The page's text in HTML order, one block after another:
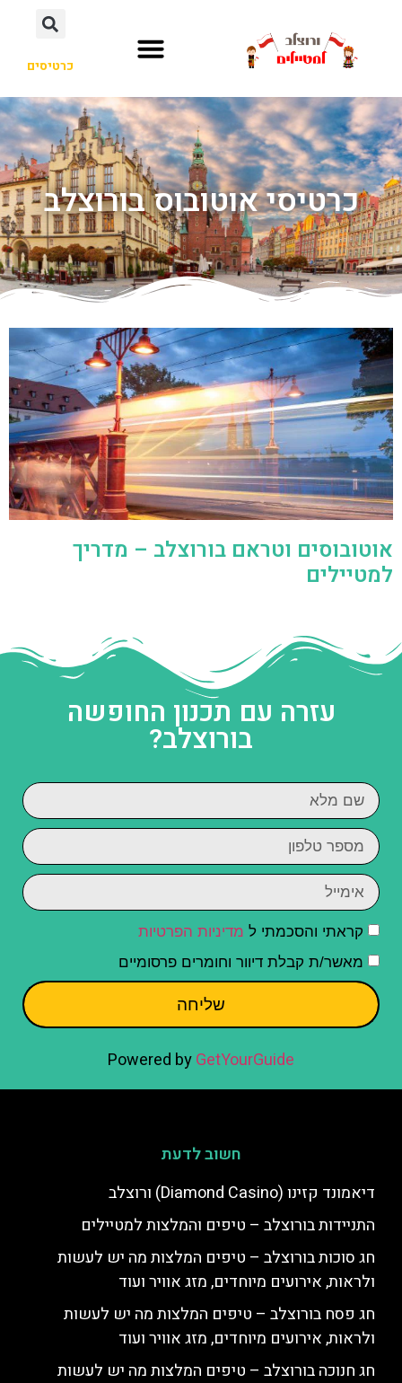
כרטיסים
כרטיסי אוטובוס בורוצלב
אוטובוסים וטראם בורוצלב – מדריך
למטיילים
עזרה עם תכנון החופשה
בורוצלב?
קראתי והסכמתי ל מדיניות הפרטיות
מאשר/ת קבלת דיוור וחומרים פרסומיים
שליחה
Powered byGetYourGuide
חשוב לדעת
דיאמונד קזינו (Diamond Casino) ורוצלב
התניידות בורוצלב – טיפים והמלצות למטיילים
חג סוכות בורוצלב – טיפים המלצות מה יש לעשות
ולראות, אירועים מיוחדים, מזג אוויר ועוד
חג פסח בורוצלב – טיפים המלצות מה יש לעשות
ולראות, אירועים מיוחדים, מזג אוויר ועוד
חג חנוכה בורוצלב – טיפים המלצות מה יש לעשות